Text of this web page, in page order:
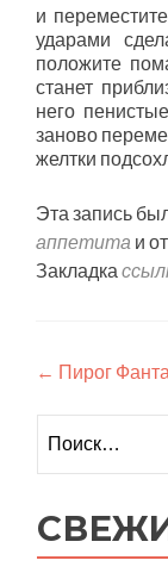
и
ударами
положите
станет
него
заново
желтки
Эта запись
аппетита и
Закладка
по
← Пирог